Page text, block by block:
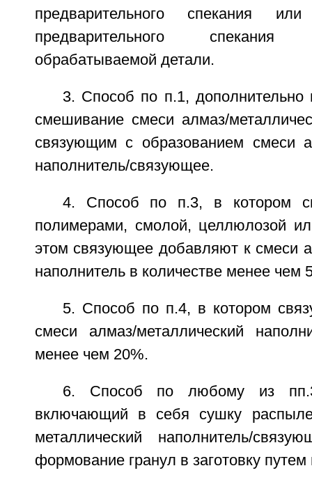
предварительного спекания
предварительного
обрабатываемой детали.
3. Способ по п.1,
смешивание смеси алмаз/
связующим с образованием смеси
наполнитель/связующее.
4. Способ по п.3, в котором
полимерами, смолой, целлюлозой
этом связующее добавляют к смеси
наполнитель в количестве менее чем
5. Способ по п.4, в котором
смеси алмаз/металлический
менее чем 20%.
6. Способ по любому из
включающий в себя сушку
металлический наполнитель/
формование гранул в заготовку путем